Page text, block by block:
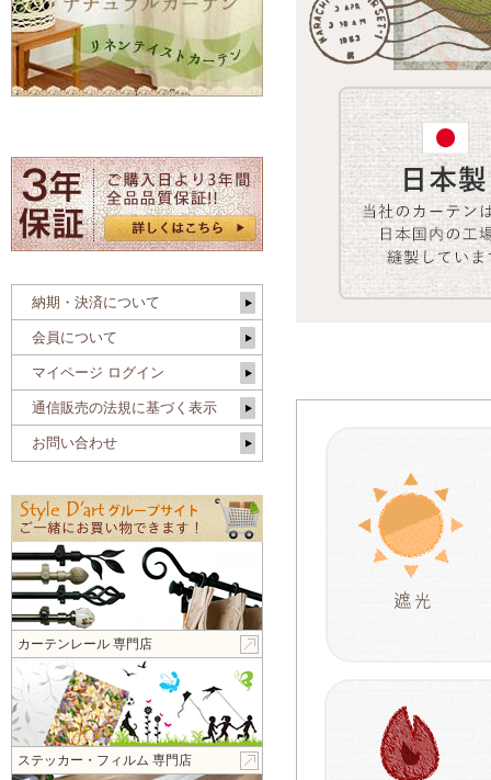
納期・決済について
会員について
マイページ ログイン
通信販売の法規に基づく表示
お問い合わせ
カーテンレール 専門店
ステッカー・フィルム 専門店